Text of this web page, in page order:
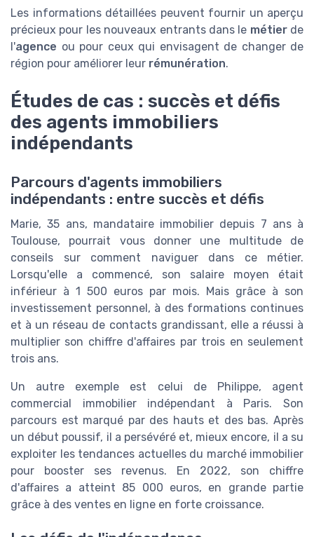
Les informations détaillées peuvent fournir un aperçu
précieux pour les nouveaux entrants dans le métierde
l'agence ou pour ceux qui envisagent de changer de
région pour améliorer leur rémunération.
Études de cas : succès et défis
des agents immobiliers
indépendants
Parcours d'agents immobiliers
indépendants : entre succès et défis
Marie, 35 ans, mandataire immobilier depuis 7 ans à
Toulouse, pourrait vous donner une multitude de
conseils sur comment naviguer dans ce métier.
Lorsqu'elle a commencé, son salaire moyen était
inférieur à 1 500 euros par mois. Mais grâce à son
investissement personnel, à des formations continues
et à un réseau de contacts grandissant, elle a réussi à
multiplier son chiffre d'affaires par trois en seulement
trois ans.
Un autre exemple est celui de Philippe, agent
commercial immobilier indépendant à Paris. Son
parcours est marqué par des hauts et des bas. Après
un début poussif, il a persévéré et, mieux encore, il a su
exploiter les tendances actuelles du marché immobilier
pour booster ses revenus. En 2022, son chiffre
d'affaires a atteint 85 000 euros, en grande partie
grâce à des ventes en ligne en forte croissance.